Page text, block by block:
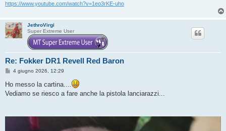
https://www.youtube.com/watch?v=1eo3rKE-uho
JethroVirgi
Super Extreme User
Re: Fokker DR1 Revell Red Baron
M
s
s
a
4 giugno 2026, 12:29
Ho messo la cartina....
Vediamo se riesco a fare anche la pistola lanciarazzi...